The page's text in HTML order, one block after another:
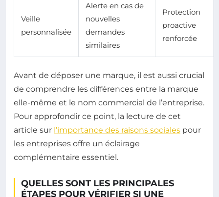
Veille
personnalisée
Alerte en cas de
nouvelles
demandes
similaires
Protection
proactive
renforcée
Avant de déposer une marque, il est aussi crucial
de comprendre les différences entre la marque
elle-même et le nom commercial de l’entreprise.
Pour approfondir ce point, la lecture de cet
article sur l’importance des raisons sociales pour
les entreprises offre un éclairage
complémentaire essentiel.
QUELLES SONT LES PRINCIPALES
ÉTAPES POUR VÉRIFIER SI UNE